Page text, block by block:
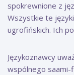
spokrewnione z
Wszystkie te
ugrofińskich. Ich
Językoznawcy
wspólnego saami-